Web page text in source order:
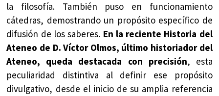
la filosofía. También puso en funcionamiento
cátedras, demostrando un propósito específico de
difusión de los saberes. En la reciente Historia del
Ateneo de D. Víctor Olmos, último historiador del
Ateneo, queda destacada con precisión, esta
peculiaridad distintiva al definir ese propósito
divulgativo, desde el inicio de su amplia referencia